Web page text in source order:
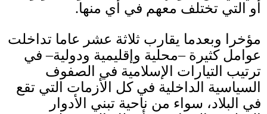
أو التي تختلف معهم في أي منها.
مؤخرا وبعدما يقارب ثلاثة عشر عاما تداخلت
عوامل كثيرة–محلية وإقليمية ودولية– في
ترتيب التيارات الإسلامية في الصفوف
السياسية الداخلية في كل الأزمات التي تقع
في البلاد، سواء من ناحية تبني الأدوار